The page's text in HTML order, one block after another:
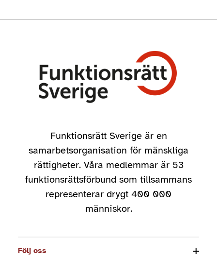
Funktionsrätt Sverige är en
samarbetsorganisation för mänskliga
rättigheter. Våra medlemmar är 53
funktionsrättsförbund som tillsammans
representerar drygt 400 000
människor.
Följ oss